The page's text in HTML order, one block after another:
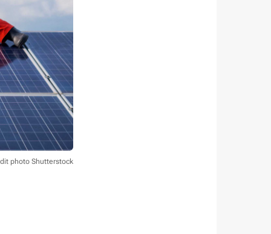
photo Shutterstock